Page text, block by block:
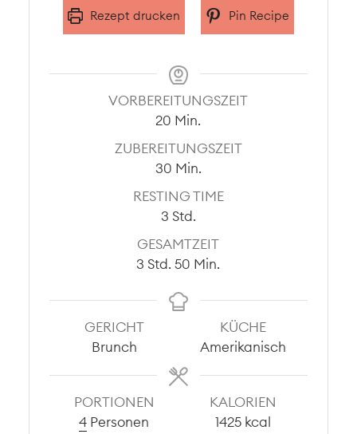
Rezept drucken Pin Recipe
VORBEREITUNGSZEIT
20 Minuten
Min.
ZUBEREITUNGSZEIT
30Minuten
Min.
RESTING TIME
3Stunden
Std.
GESAMTZEIT
3 Stunden
Std. 50 Minuten
Min.
GERICHT
Brunch
KÜCHE
Amerikanisch
PORTIONEN
4 Personen
KALORIEN
1425 kcal